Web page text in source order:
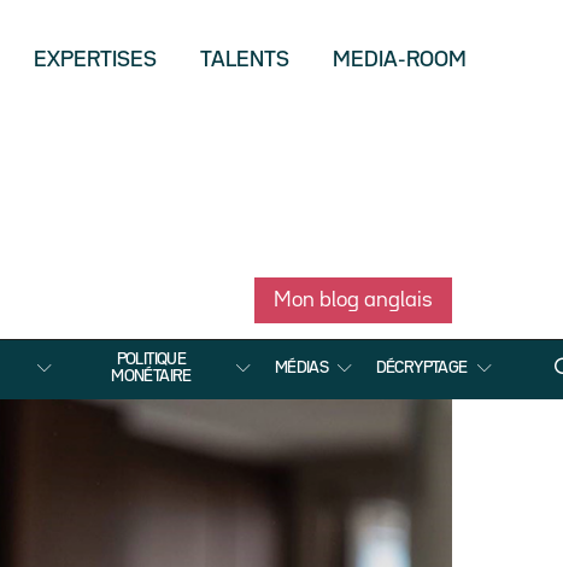
EXPERTISES TALENTS MEDIA-ROOM
Mon blog anglais
POLITIQUE
MONÉTAIRE
MÉDIAS DÉCRYPTAGE